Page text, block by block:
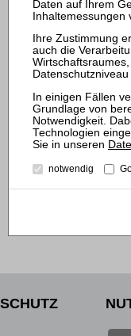
Das
werden,
geteilt
fällt. Ein
zurück
notwendig